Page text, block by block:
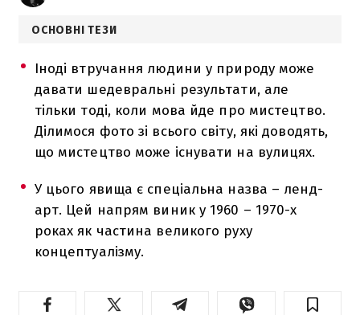
ОСНОВНІ ТЕЗИ
Іноді втручання людини у природу може
давати шедевральні результати, але
тільки тоді, коли мова йде про мистецтво.
Ділимося фото зі всього світу, які доводять,
що мистецтво може існувати на вулицях.
У цього явища є спеціальна назва – ленд-
арт. Цей напрям виник у 1960 – 1970-х
роках як частина великого руху
концептуалізму.